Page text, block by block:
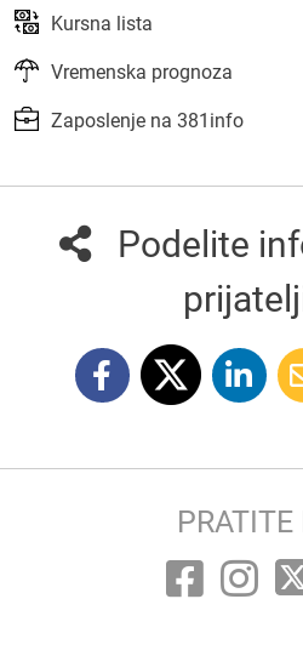
Kursna lista
Vremenska prognoza
Zaposlenje na 381info
Podelite
PRATITE